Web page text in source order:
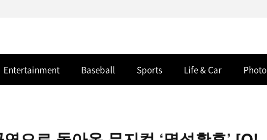
Entertainment Baseball Sports Life & Car Photo